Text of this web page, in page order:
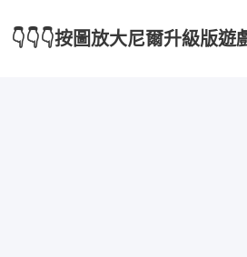
👇👇👇按圖放大尼爾升級版遊